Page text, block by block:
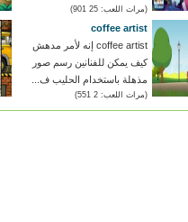
(مرات اللعب: 25 901)
coffee artist
coffee artist إنه لأمر مدهش
كيف يمكن للفنانين رسم صور
مذهلة باستخدام الحليب ف...
(مرات اللعب: 2 551)